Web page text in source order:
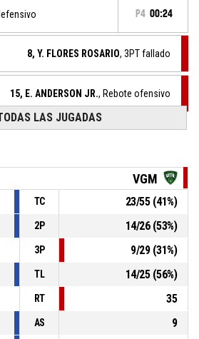
P4 00:24
8, Y. FLORES ROSARIO, 3PT fallado
15, E. ANDERSON JR., Rebote ofensivo
11, F. BARBOTTI, Tiro libre 2/2 fallado
11, F. BARBOTTI, Tiro libre 1/2 convertido
- pierde por 7
P4 00:31
LAS JUGADAS
VGM
TC 23/55(41%)
2P 14/26(53%)
3P 9/29(31%)
TL 14/25(56%)
RT
35
AS
9